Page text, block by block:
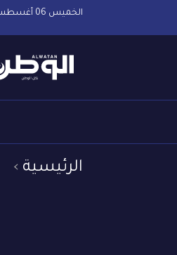
الخميس 06 أغسطس 2026
الرئيسية